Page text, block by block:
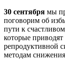
30 сентября мы
поговорим об
пути к
которые
репродуктивной
методам